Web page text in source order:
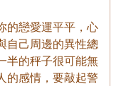
的戀愛運平平，心
自己周邊的異性總
半的秤子很可能無
的感情，要敲起警